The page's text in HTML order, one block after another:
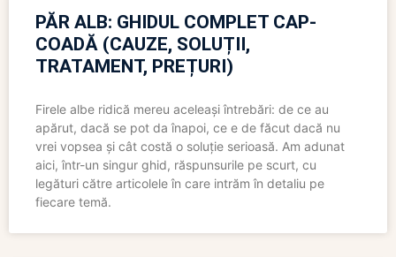
PĂR ALB: GHIDUL COMPLET CAP-
COADĂ (CAUZE, SOLUȚII,
TRATAMENT, PREȚURI)
Firele albe ridică mereu aceleași întrebări: de ce au
apărut, dacă se pot da înapoi, ce e de făcut dacă nu
vrei vopsea și cât costă o soluție serioasă. Am adunat
aici, într-un singur ghid, răspunsurile pe scurt, cu
legături către articolele în care intrăm în detaliu pe
fiecare temă.